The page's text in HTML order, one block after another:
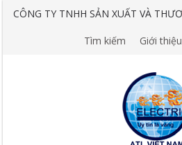
CÔNG TY TNHH SẢN XUẤT VÀ
Tìm kiếm Giới thiệu